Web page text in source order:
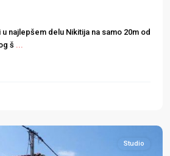
najlepšem delu Nikitija na samo 20m od
š
Studio